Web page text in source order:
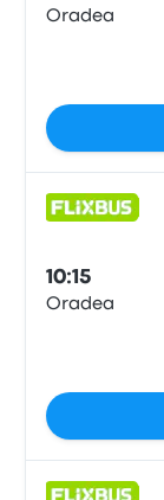
Oradea
10:15
Oradea